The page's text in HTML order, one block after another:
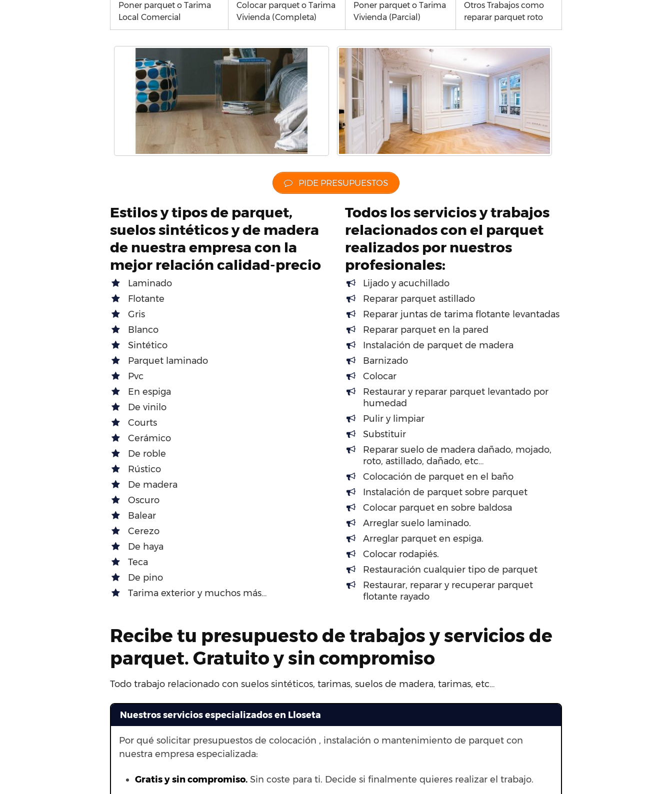
Poner parquet o Tarima
Local Comercial
Colocar parquet o Tarima
Vivienda (Completa)
Poner parquet o Tarima
Vivienda (Parcial)
Otros Trabajos como
reparar parquet roto
PIDE PRESUPUESTOS
Estilos y tipos de parquet,
suelos sintéticos y de madera
de nuestra empresa con la
mejor relación calidad-precio
Laminado
Flotante
Gris
Blanco
Sintético
Parquet laminado
Pvc
En espiga
De vinilo
Courts
Cerámico
De roble
Rústico
De madera
Oscuro
Balear
Cerezo
De haya
Teca
De pino
Tarima exterior y muchos más…
Todos los servicios y trabajos
relacionados con el parquet
realizados por nuestros
profesionales:
Lijado y acuchillado
Reparar parquet astillado
Reparar juntas de tarima flotante levantadas
Reparar parquet en la pared
Instalación de parquet de madera
Barnizado
Colocar
Restaurar y reparar parquet levantado por
humedad
Pulir y limpiar
Substituir
Reparar suelo de madera dañado, mojado,
roto, astillado, dañado, etc…
Colocación de parquet en el baño
Instalación de parquet sobre parquet
Colocar parquet en sobre baldosa
Arreglar suelo laminado.
Arreglar parquet en espiga.
Colocar rodapiés.
Restauración cualquier tipo de parquet
Restaurar, reparar y recuperar parquet
flotante rayado
Recibe tu presupuesto de trabajos y servicios de
parquet. Gratuito y sin compromiso
Todo trabajo relacionado con suelos sintéticos, tarimas, suelos de madera, tarimas, etc…
Nuestros servicios especializados en Lloseta
Por qué solicitar presupuestos de colocación , instalación o mantenimiento de parquet con
nuestra empresa especializada:
Gratis y sin compromiso. Sin coste para ti. Decide si finalmente quieres realizar el trabajo.